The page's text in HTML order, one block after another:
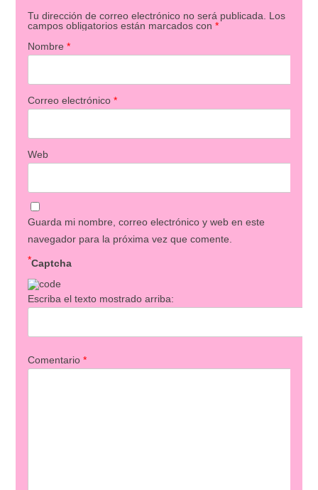
Tu dirección de correo electrónico no será publicada.
Los
campos obligatorios están marcados con *
Nombre *
Correo electrónico *
Web
Guarda mi nombre, correo electrónico y web en este
navegador para la próxima vez que comente.
Captcha
*
Escriba el texto mostrado arriba:
Comentario *